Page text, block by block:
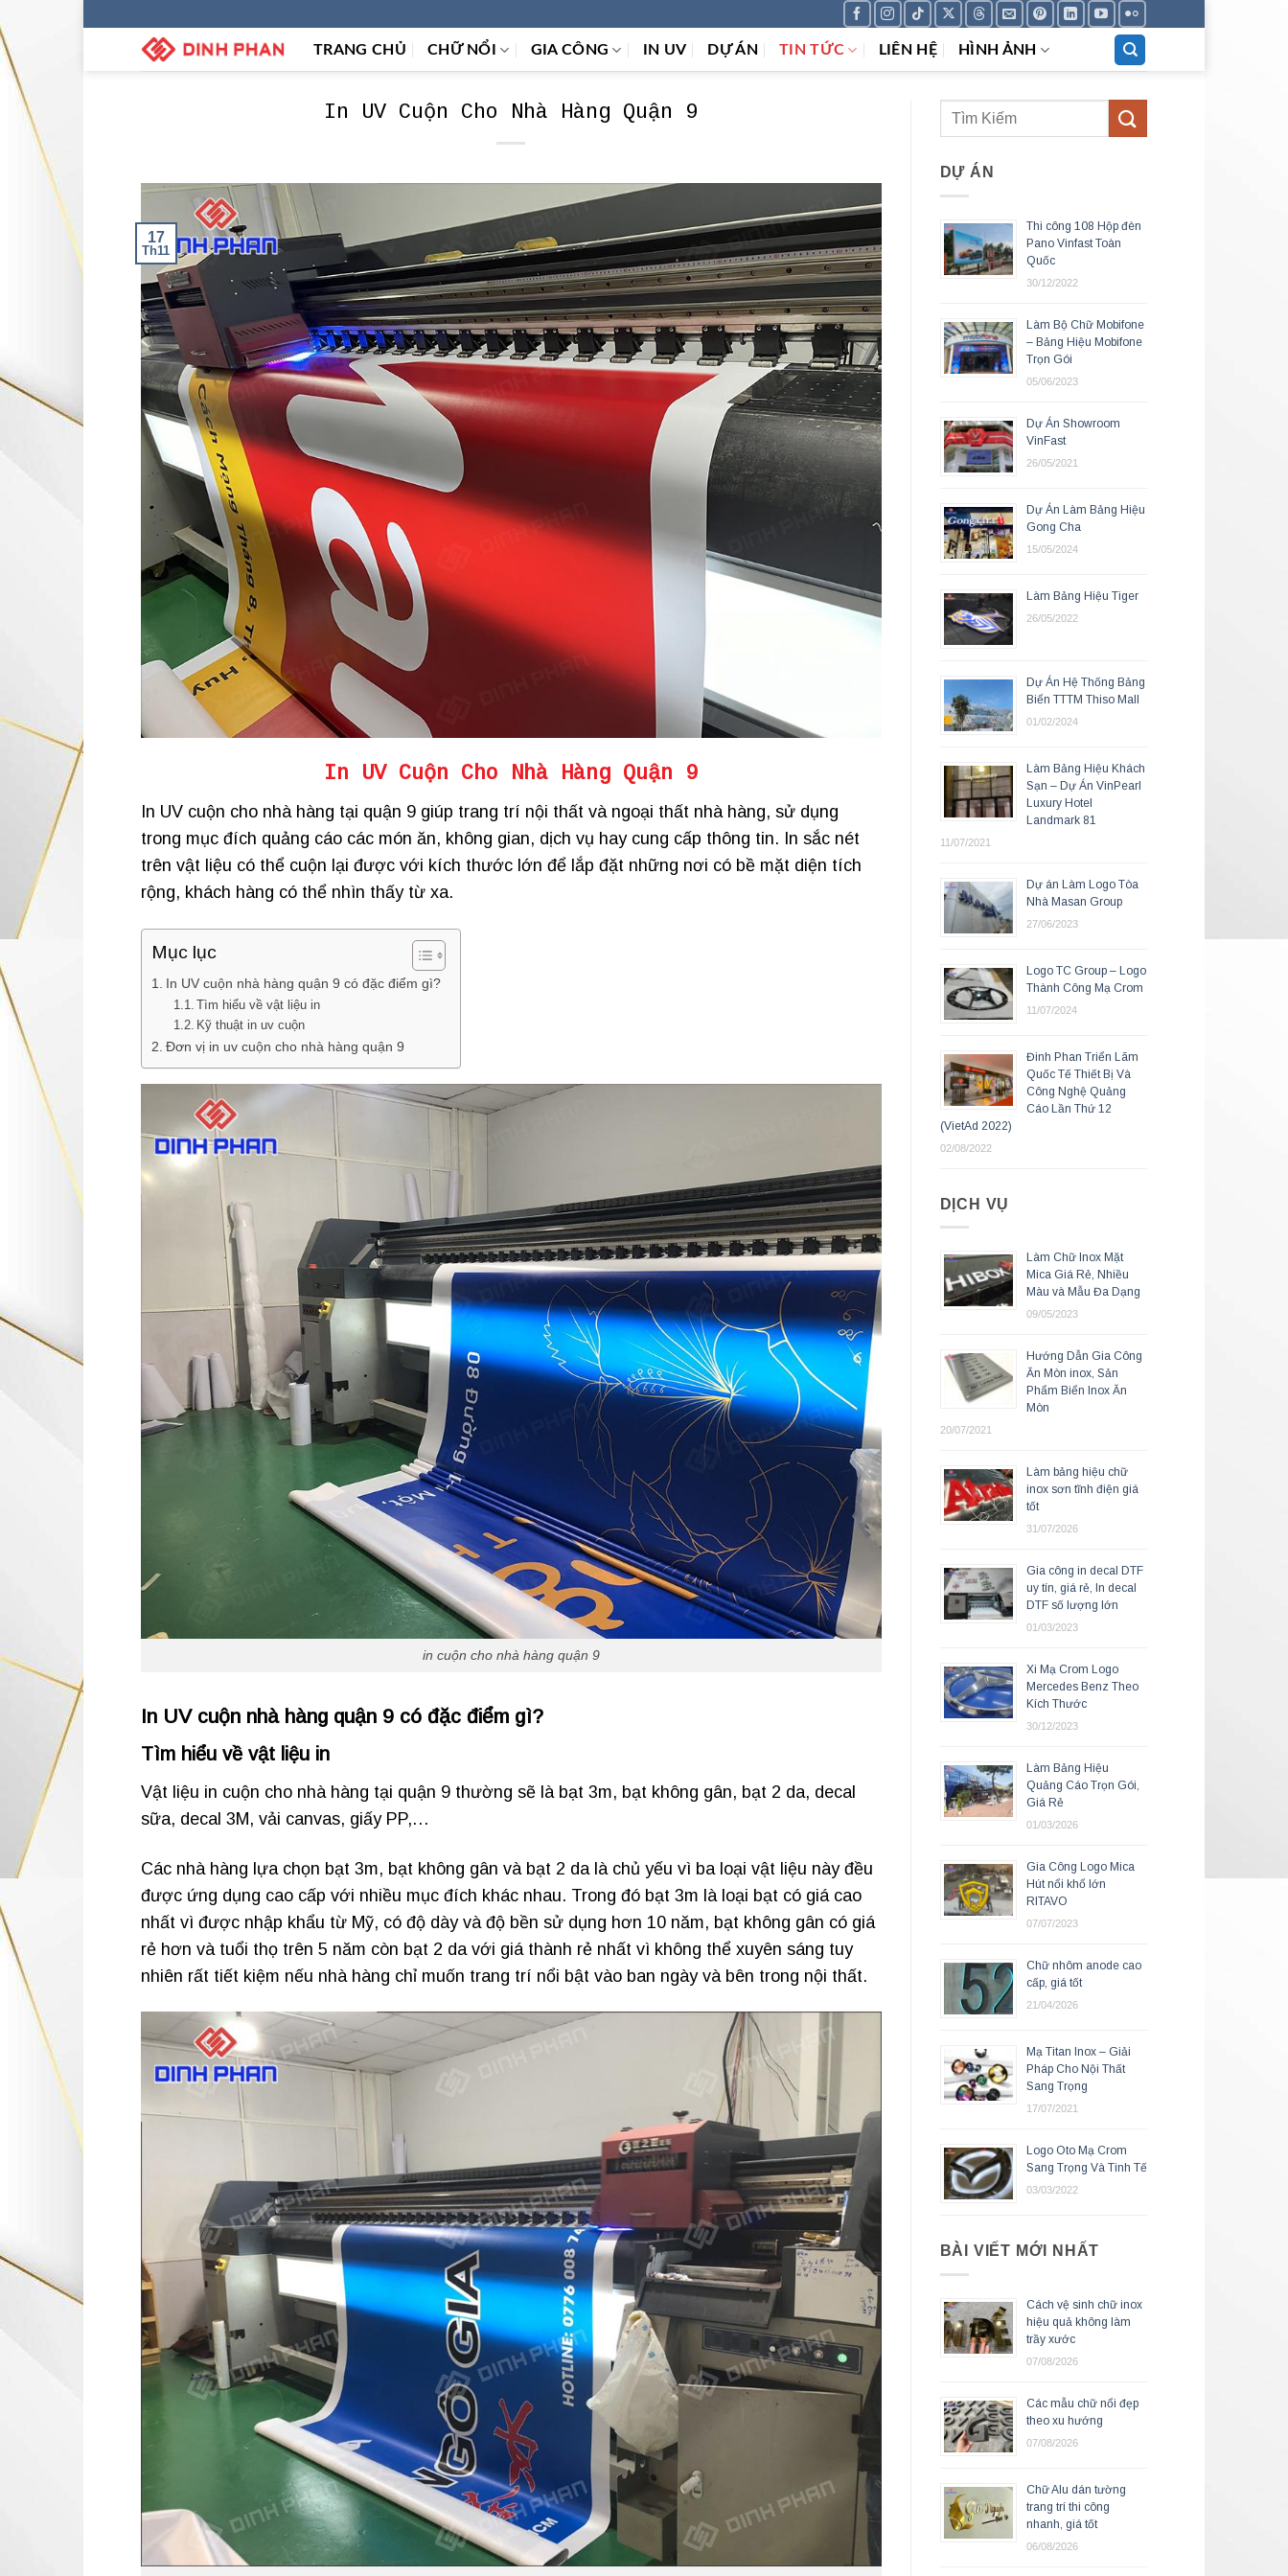
TRANG CHỦ CHỮ NỔI GIA CÔNG IN UV DỰ ÁN TIN TỨC LIÊN HỆ HÌNH ẢNH
In UV Cuộn Cho Nhà Hàng Quận 9
17
Th11
In UV Cuộn Cho Nhà Hàng Quận 9
In UV cuộn cho nhà hàng tại quận 9 giúp trang trí nội thất và ngoại thất nhà hàng, sử dụng
trong mục đích quảng cáo các món ăn, không gian, dịch vụ hay cung cấp thông tin. In sắc nét
trên vật liệu có thể cuộn lại được với kích thước lớn để lắp đặt những nơi có bề mặt diện tích
rộng, khách hàng có thể nhìn thấy từ xa.
Mục lục
In UV cuộn nhà hàng quận 9 có đặc điểm gì?
Tìm hiểu về vật liệu in
Kỹ thuật in uv cuộn
Đơn vị in uv cuộn cho nhà hàng quận 9
in cuộn cho nhà hàng quận 9
In UV cuộn nhà hàng quận 9 có đặc điểm gì?
Tìm hiểu về vật liệu in
Vật liệu in cuộn cho nhà hàng tại quận 9 thường sẽ là bạt 3m, bạt không gân, bạt 2 da, decal
sữa, decal 3M, vải canvas, giấy PP,…
Các nhà hàng lựa chọn bạt 3m, bạt không gân và bạt 2 da là chủ yếu vì ba loại vật liệu này đều
được ứng dụng cao cấp với nhiều mục đích khác nhau. Trong đó bạt 3m là loại bạt có giá cao
nhất vì được nhập khẩu từ Mỹ, có độ dày và độ bền sử dụng hơn 10 năm, bạt không gân có giá
rẻ hơn và tuổi thọ trên 5 năm còn bạt 2 da với giá thành rẻ nhất vì không thể xuyên sáng tuy
nhiên rất tiết kiệm nếu nhà hàng chỉ muốn trang trí nổi bật vào ban ngày và bên trong nội thất.
DỰ ÁN
Thi công 108 Hộp đèn
Pano Vinfast Toàn
Quốc
30/12/2022
Làm Bộ Chữ Mobifone
– Bảng Hiệu Mobifone
Trọn Gói
05/06/2023
Dự Án Showroom
VinFast
26/05/2021
Dự Án Làm Bảng Hiệu
Gong Cha
15/05/2024
Làm Bảng Hiệu Tiger
26/05/2022
Dự Án Hệ Thống Bảng
Biển TTTM Thiso Mall
01/02/2024
Làm Bảng Hiệu Khách
Sạn – Dự Án VinPearl
Luxury Hotel
Landmark 81
11/07/2021
Dự án Làm Logo Tòa
Nhà Masan Group
27/06/2023
Logo TC Group – Logo
Thành Công Mạ Crom
11/07/2024
Đinh Phan Triển Lãm
Quốc Tế Thiết Bị Và
Công Nghệ Quảng
Cáo Lần Thứ 12
(VietAd 2022)
02/08/2022
DỊCH VỤ
Làm Chữ Inox Mặt
Mica Giá Rẻ, Nhiều
Màu và Mẫu Đa Dạng
09/05/2023
Hướng Dẫn Gia Công
Ăn Mòn inox, Sản
Phẩm Biển Inox Ăn
Mòn
20/07/2021
Làm bảng hiệu chữ
inox sơn tĩnh điện giá
tốt
31/07/2026
Gia công in decal DTF
uy tín, giá rẻ, In decal
DTF số lượng lớn
01/03/2023
Xi Mạ Crom Logo
Mercedes Benz Theo
Kích Thước
30/12/2023
Làm Bảng Hiệu
Quảng Cáo Trọn Gói,
Giá Rẻ
01/03/2026
Gia Công Logo Mica
Hút nổi khổ lớn
RITAVO
07/07/2023
Chữ nhôm anode cao
cấp, giá tốt
21/04/2026
Mạ Titan Inox – Giải
Pháp Cho Nội Thất
Sang Trọng
17/07/2021
Logo Oto Mạ Crom
Sang Trọng Và Tinh Tế
03/03/2022
BÀI VIẾT MỚI NHẤT
Cách vệ sinh chữ inox
hiệu quả không làm
trầy xước
07/08/2026
Các mẫu chữ nổi đẹp
theo xu hướng
07/08/2026
Chữ Alu dán tường
trang trí thi công
nhanh, giá tốt
06/08/2026